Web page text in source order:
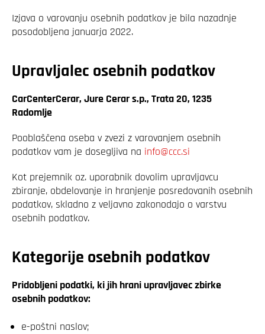
Izjava o varovanju osebnih podatkov je bila nazadnje
posodobljena januarja 2022.
Upravljalec osebnih podatkov
CarCenterCerar, Jure Cerar s.p., Trata 20, 1235
Radomlje
Pooblaščena oseba v zvezi z varovanjem osebnih
podatkov vam je dosegljiva na info@ccc.si
Kot prejemnik oz. uporabnik dovolim upravljavcu
zbiranje, obdelovanje in hranjenje posredovanih osebnih
podatkov, skladno z veljavno zakonodajo o varstvu
osebnih podatkov.
Kategorije osebnih podatkov
Pridobljeni podatki, ki jih hrani upravljavec zbirke
osebnih podatkov:
e-poštni naslov;